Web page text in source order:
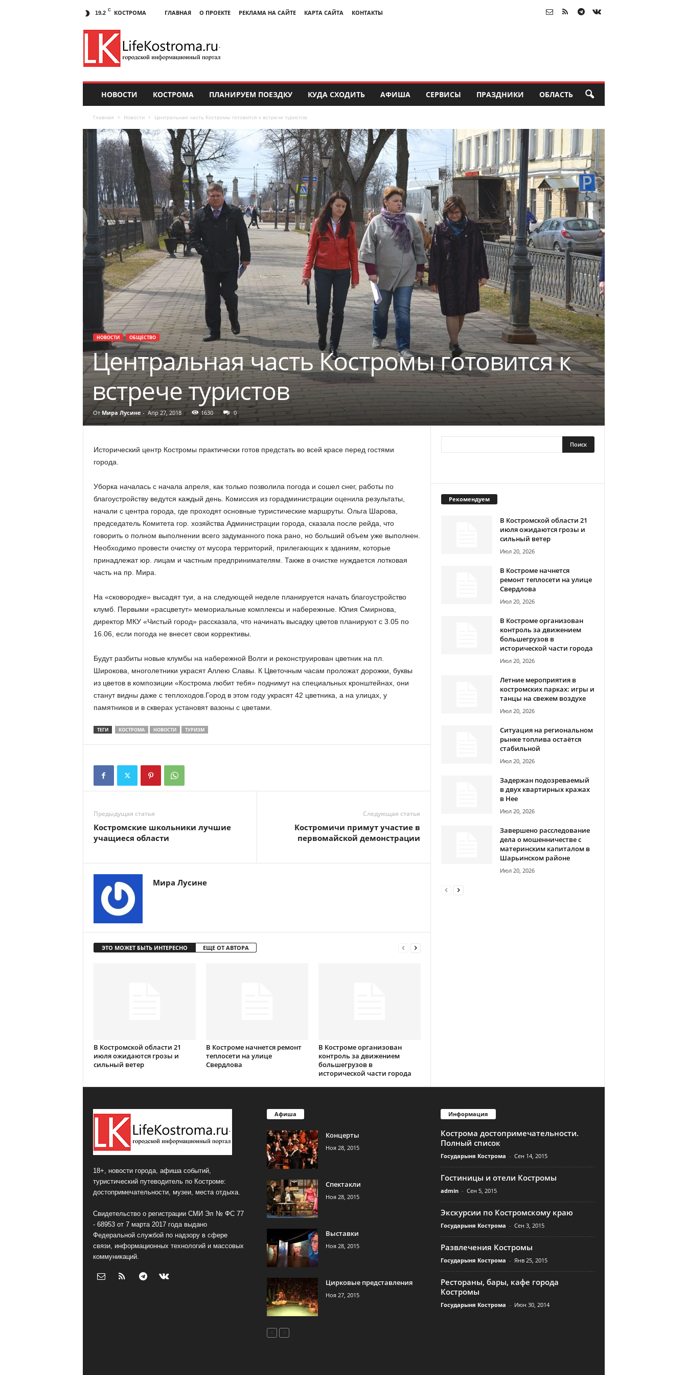
19.2 C КОСТРОМА ГЛАВНАЯ О ПРОЕКТЕ РЕКЛАМА НА САЙТЕ КАРТА САЙТА КОНТАКТЫ
НОВОСТИ КОСТРОМА ПЛАНИРУЕМ ПОЕЗДКУ КУДА СХОДИТЬ АФИША СЕРВИСЫ ПРАЗДНИКИ ОБЛАСТЬ
Главная Новости Центральная часть Костромы готовится к встрече туристов
НОВОСТИ ОБЩЕСТВО
Центральная часть Костромы готовится к
встрече туристов
От Мира Лусине - Апр 27, 2018 1630 0
Исторический центр Костромы практически готов предстать во всей красе перед гостями
города.
Уборка началась с начала апреля, как только позволила погода и сошел снег, работы по
благоустройству ведутся каждый день. Комиссия из горадминистрации оценила результаты,
начали с центра города, где проходят основные туристические маршруты. Ольга Шарова,
председатель Комитета гор. хозяйства Администрации города, сказала после рейда, что
говорить о полном выполнении всего задуманного пока рано, но больший объем уже выполнен.
Необходимо провести очистку от мусора территорий, прилегающих к зданиям, которые
принадлежат юр. лицам и частным предпринимателям. Также в очистке нуждается лотковая
часть на пр. Мира.
На «сковородке» высадят туи, а на следующей неделе планируется начать благоустройство
клумб. Первыми «расцветут» мемориальные комплексы и набережные. Юлия Смирнова,
директор МКУ «Чистый город» рассказала, что начинать высадку цветов планируют с 3.05 по
16.06, если погода не внесет свои коррективы.
Будут разбиты новые клумбы на набережной Волги и реконструирован цветник на пл.
Широкова, многолетники украсят Аллею Славы. К Цветочным часам проложат дорожки, буквы
из цветов в композиции «Кострома любит тебя» поднимут на специальных кронштейнах, они
станут видны даже с теплоходов.Город в этом году украсят 42 цветника, а на улицах, у
памятников и в скверах установят вазоны с цветами.
ТЕГИ КОСТРОМА НОВОСТИ ТУРИЗМ
Предыдущая статья
Костромские школьники лучшие
учащиеся области
Следующая статья
Костромичи примут участие в
первомайской демонстрации
Мира Лусине
ЭТО МОЖЕТ БЫТЬ ИНТЕРЕСНО ЕЩЕ ОТ АВТОРА
В Костромской области 21
июля ожидаются грозы и
сильный ветер
В Костроме начнется ремонт
теплосети на улице
Свердлова
В Костроме организован
контроль за движением
большегрузов в
исторической части города
Рекомендуем
В Костромской области 21
июля ожидаются грозы и
сильный ветер
Июл 20, 2026
В Костроме начнется
ремонт теплосети на улице
Свердлова
Июл 20, 2026
В Костроме организован
контроль за движением
большегрузов в
исторической части города
Июл 20, 2026
Летние мероприятия в
костромских парках: игры и
танцы на свежем воздухе
Июл 20, 2026
Ситуация на региональном
рынке топлива остаётся
стабильной
Июл 20, 2026
Задержан подозреваемый
в двух квартирных кражах
в Нее
Июл 20, 2026
Завершено расследование
дела о мошенничестве с
материнским капиталом в
Шарьинском районе
Июл 20, 2026
18+, новости города, афиша событий,
туристический путеводитель по Костроме:
достопримечательности, музеи, места отдыха.
Свидетельство о регистрации СМИ Эл № ФС 77
- 68953 от 7 марта 2017 года выдано
Федеральной службой по надзору в сфере
связи, информационных технологий и массовых
коммуникаций.
Афиша
Концерты
Ноя 28, 2015
Спектакли
Ноя 28, 2015
Выставки
Ноя 28, 2015
Цирковые представления
Ноя 27, 2015
Информация
Кострома достопримечательности.
Полный список
Государыня Кострома - Сен 14, 2015
Гостиницы и отели Костромы
admin - Сен 5, 2015
Экскурсии по Костромскому краю
Государыня Кострома - Сен 3, 2015
Развлечения Костромы
Государыня Кострома - Янв 25, 2015
Рестораны, бары, кафе города
Костромы
Государыня Кострома - Июн 30, 2014